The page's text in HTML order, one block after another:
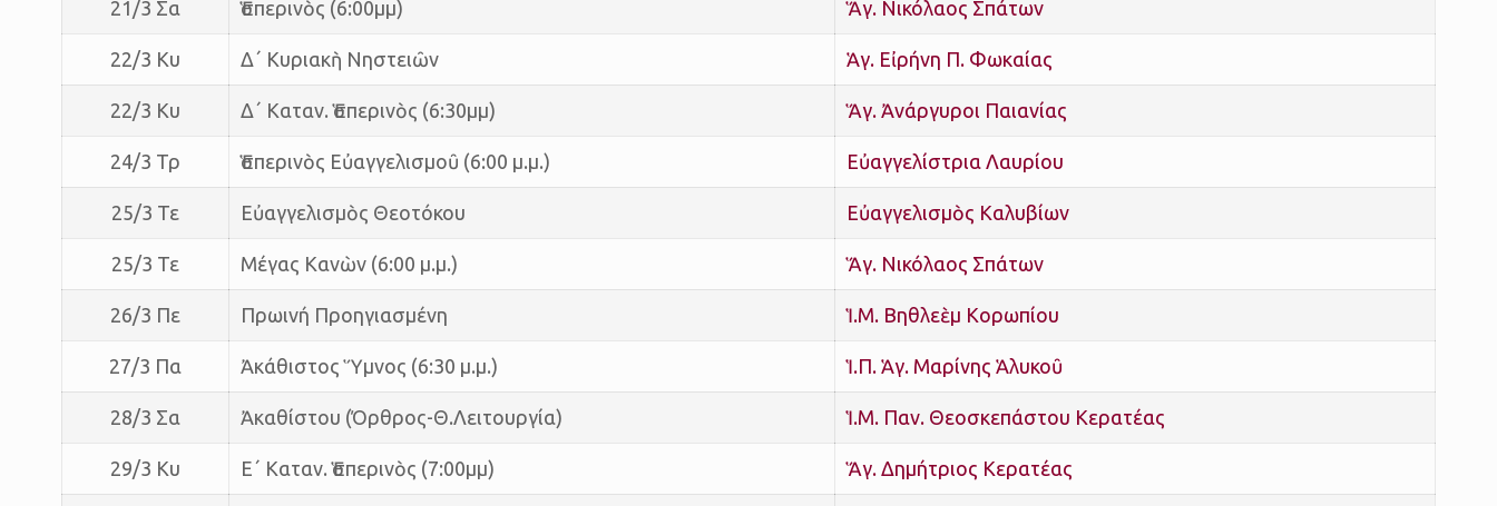
21/3 Σα Ἑσπερινὸς (6:00μμ) Ἅγ. Νικόλαος Σπάτων
22/3 Κυ Δ΄ Κυριακὴ Νηστειῶν Ἁγ. Εἰρήνη Π. Φωκαίας
22/3 Κυ Δ΄ Καταν. Ἑσπερινὸς (6:30μμ) Ἅγ. Ἀνάργυροι Παιανίας
24/3 Τρ Ἑσπερινὸς Εὐαγγελισμοῦ (6:00 μ.μ.) Εὐαγγελίστρια Λαυρίου
25/3 Τε Εὐαγγελισμὸς Θεοτόκου Εὐαγγελισμὸς Καλυβίων
25/3 Τε Μέγας Κανὼν (6:00 μ.μ.) Ἅγ. Νικόλαος Σπάτων
26/3 Πε Πρωινή Προηγιασμένη Ἱ.Μ. Βηθλεὲμ Κορωπίου
27/3 Πα Ἀκάθιστος Ὕμνος (6:30 μ.μ.) Ἱ.Π. Ἁγ. Μαρίνης Ἁλυκοῦ
28/3 Σα Ἀκαθίστου (Όρθρος-Θ.Λειτουργία) Ἱ.Μ. Παν. Θεοσκεπάστου Κερατέας
29/3 Κυ Ε΄ Καταν. Ἑσπερινὸς (7:00μμ) Ἅγ. Δημήτριος Κερατέας